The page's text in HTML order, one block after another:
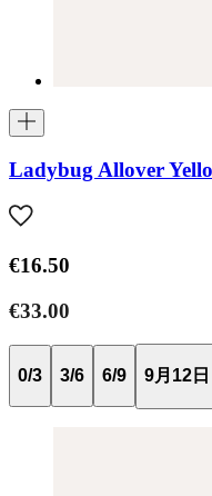
Ladybug Allover
€16.50
€33.00
0/3 3/6 6/9 9月12日